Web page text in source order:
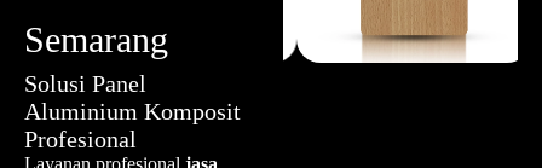
Semarang
Solusi Panel
Aluminium Komposit
Profesional
Layanan profesional jasa